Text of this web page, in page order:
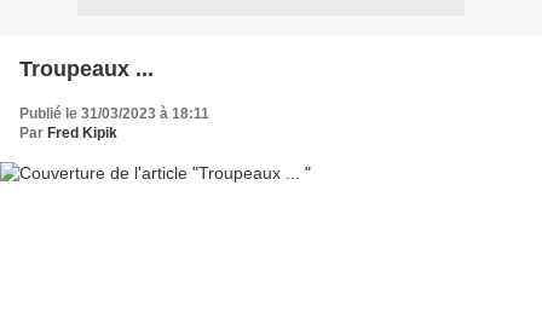
Troupeaux ...
Publié le 31/03/2023 à 18:11
Par Fred Kipik